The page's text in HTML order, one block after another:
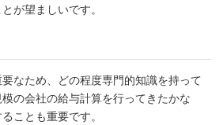
が望ましいです。
なため、どの程度専門的知識を持って
の会社の給与計算を行ってきたかな
ことも重要です。